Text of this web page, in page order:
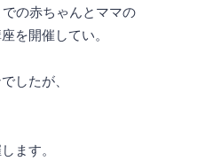
の赤ちゃんとママの
を開催してい。
したが、
ます。